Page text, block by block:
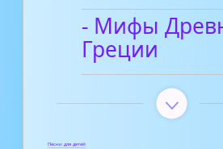
- Мифы
Греции
Песни для детей